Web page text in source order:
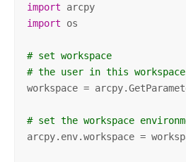
import
arcpy
import os
# set workspace
# the user in this
workspace =
# set the workspace
arcpy.env.workspace =